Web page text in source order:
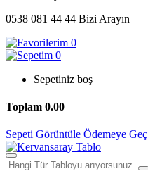
0538 081 44 44 Bizi Arayın
0
0
Sepetiniz boş
Toplam 0.00
Sepeti Görüntüle Ödemeye Geç